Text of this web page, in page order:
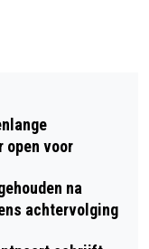
VOOR
open voor
na
achtervolging